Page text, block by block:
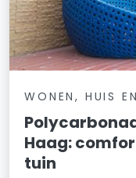
WONEN, HUIS
Haag:
tuin